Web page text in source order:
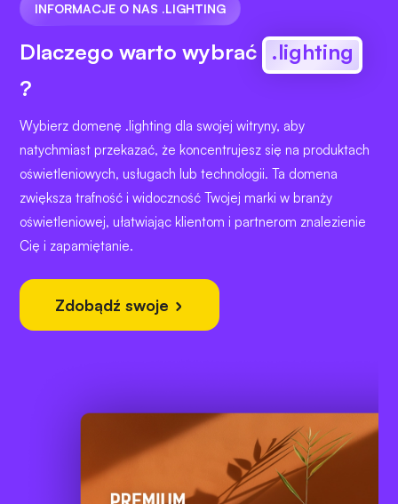
INFORMACJE O NAS .LIGHTING
Dlaczego warto wybrać .lighting
?
Wybierz domenę .lighting dla swojej witryny, aby
natychmiast przekazać, że koncentrujesz się na produktach
oświetleniowych, usługach lub technologii. Ta domena
zwiększa trafność i widoczność Twojej marki w branży
oświetleniowej, ułatwiając klientom i partnerom znalezienie
Cię i zapamiętanie.
Zdobądź swoje